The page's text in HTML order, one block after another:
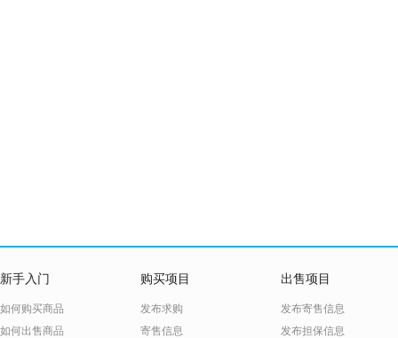
新手入门
如何购买商品
如何出售商品
购买项目
发布求购
寄售信息
出售项目
发布寄售信息
发布担保信息